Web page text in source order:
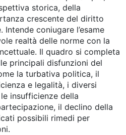
storica, della
crescente del diritto
coniugare l’esame
realtà delle norme con la
Il quadro si completa
principali disfunzioni del
la turbativa politica, il
e legalità, i diversi
insufficienze della
il declino della
possibili rimedi per